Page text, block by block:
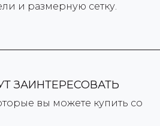
и размерную сетку.
ЗАИНТЕРЕСОВАТЬ
вы можете купить со